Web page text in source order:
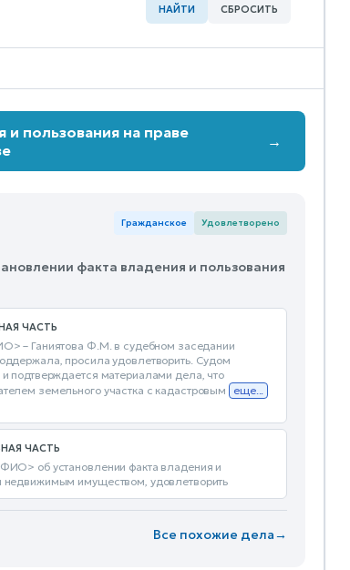
НАЙТИ СБРОСИТЬ
пользования на праве
→
Гражданское Удовлетворено
факта владения и пользования
ЧАСТЬ
– Ганиятова Ф.М. в судебном заседании
просила удовлетворить. Судом
и подтверждается материалами дела, что
земельного участка с кадастровым
еще...
ЧАСТЬ
об установлении факта владения и
недвижимым имуществом, удовлетворить
Все похожие дела→